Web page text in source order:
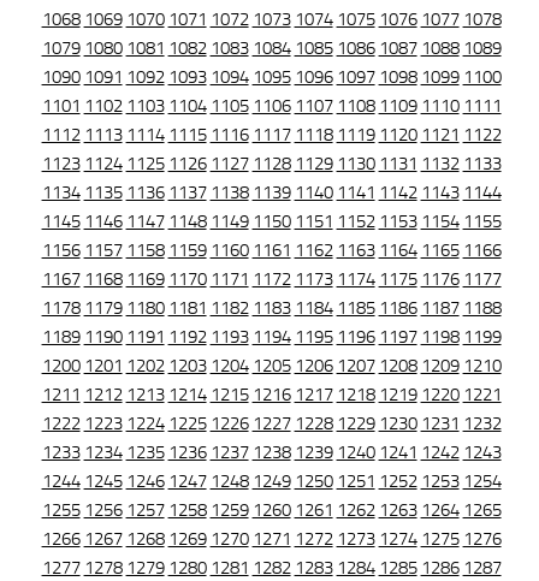
1068 1069 1070 1071 1072 1073 1074 1075 1076 1077 1078
1079 1080 1081 1082 1083 1084 1085 1086 1087 1088 1089
1090 1091 1092 1093 1094 1095 1096 1097 1098 1099 1100
1101 1102 1103 1104 1105 1106 1107 1108 1109 1110 1111
1112 1113 1114 1115 1116 1117 1118 1119 1120 1121 1122
1123 1124 1125 1126 1127 1128 1129 1130 1131 1132 1133
1134 1135 1136 1137 1138 1139 1140 1141 1142 1143 1144
1145 1146 1147 1148 1149 1150 1151 1152 1153 1154 1155
1156 1157 1158 1159 1160 1161 1162 1163 1164 1165 1166
1167 1168 1169 1170 1171 1172 1173 1174 1175 1176 1177
1178 1179 1180 1181 1182 1183 1184 1185 1186 1187 1188
1189 1190 1191 1192 1193 1194 1195 1196 1197 1198 1199
1200 1201 1202 1203 1204 1205 1206 1207 1208 1209 1210
1211 1212 1213 1214 1215 1216 1217 1218 1219 1220 1221
1222 1223 1224 1225 1226 1227 1228 1229 1230 1231 1232
1233 1234 1235 1236 1237 1238 1239 1240 1241 1242 1243
1244 1245 1246 1247 1248 1249 1250 1251 1252 1253 1254
1255 1256 1257 1258 1259 1260 1261 1262 1263 1264 1265
1266 1267 1268 1269 1270 1271 1272 1273 1274 1275 1276
1277 1278 1279 1280 1281 1282 1283 1284 1285 1286 1287